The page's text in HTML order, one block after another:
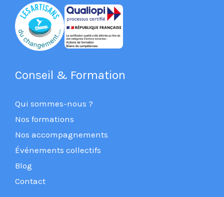
Conseil & Formation
Qui sommes-nous ?
Nos formations
Nos accompagnements
Événements collectifs
Blog
Contact